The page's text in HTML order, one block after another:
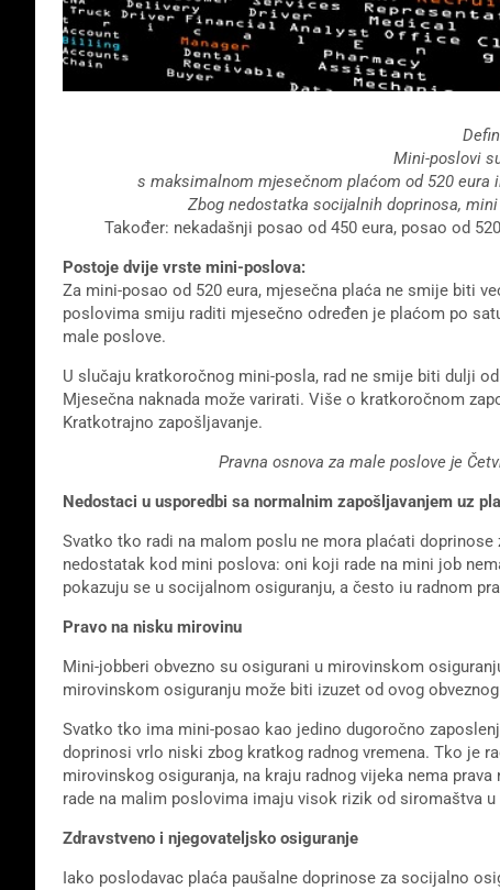
Mini-poslovi
s maksimalnom mjesečnom plaćom od 520 eura
Zbog nedostatka socijalnih doprinosa,
Također: nekadašnji posao od 450 eura, posao od
Postoje dvije vrste mini-poslova:
Za mini-posao od 520 eura, mjesečna plaća ne smije biti
poslovima smiju raditi mjesečno određen je plaćom po
male poslove.
U slučaju kratkoročnog mini-posla, rad ne smije biti dulji
Mjesečna naknada može varirati. Više o kratkoročnom
Kratkotrajno zapošljavanje.
Pravna osnova za male poslove je
Nedostaci u usporedbi sa normalnim zapošljavanjem uz
Svatko tko radi na malom poslu ne mora plaćati
nedostatak kod mini poslova: oni koji rade na mini job
pokazuju se u socijalnom osiguranju, a često iu radnom
Pravo na nisku mirovinu
Mini-jobberi obvezno su osigurani u mirovinskom
mirovinskom osiguranju može biti izuzet od ovog
Svatko tko ima mini-posao kao jedino dugoročno
doprinosi vrlo niski zbog kratkog radnog vremena. Tko je
mirovinskog osiguranja, na kraju radnog vijeka nema
rade na malim poslovima imaju visok rizik od siromaštva
Zdravstveno i njegovateljsko osiguranje
Iako poslodavac plaća paušalne doprinose za socijalno